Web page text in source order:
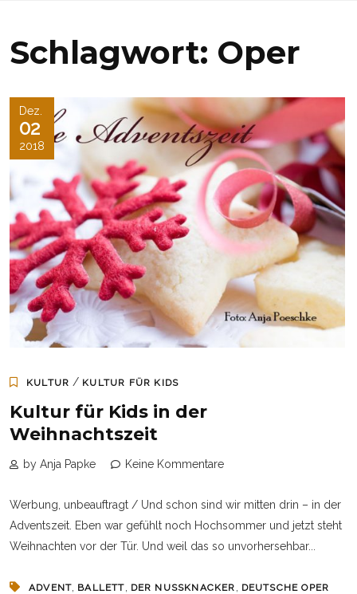
Schlagwort: Oper
Dez.
02
2018
KULTUR / KULTUR FÜR KIDS
Kultur für Kids in der
Weihnachtszeit
by Anja Papke Keine Kommentare
Werbung, unbeauftragt / Und schon sind wir mitten drin – in der
Adventszeit. Eben war gefühlt noch Hochsommer und jetzt steht
Weihnachten vor der Tür. Und weil das so unvorhersehbar...
ADVENT BALLETT DER NUSSKNACKER
DEUTSCHE OPER